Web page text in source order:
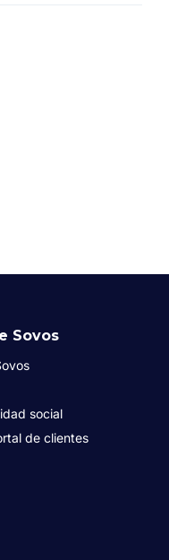
Sovos
social
de clientes